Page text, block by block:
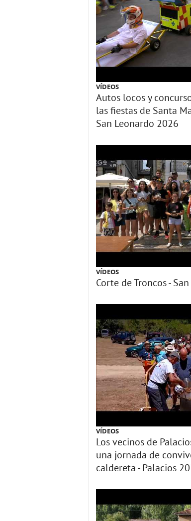
VÍDEOS
Autos locos y
las fiestas de Santa
San Leonardo 2026
VÍDEOS
Corte de Troncos -
VÍDEOS
Los vecinos de
una jornada de
caldereta - Palacios